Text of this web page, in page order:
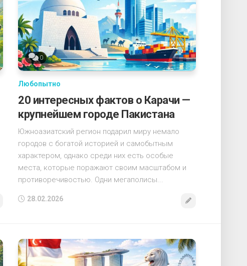
0
Любопытно
20 интересных фактов о Карачи —
крупнейшем городе Пакистана
Южноазиатский регион подарил миру немало
городов с богатой историей и самобытным
характером, однако среди них есть особые
места, которые поражают своим масштабом и
противоречивостью. Одни мегаполисы...
28.02.2026